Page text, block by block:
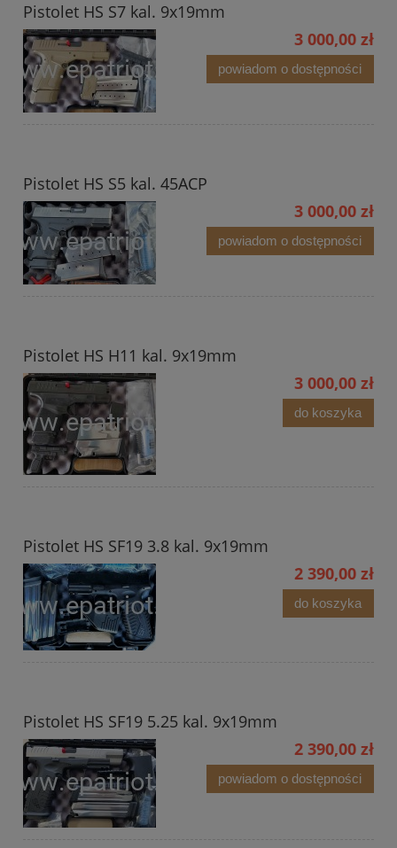
Pistolet HS S7 kal. 9x19mm
3 000,00 zł
powiadom o dostępności
Pistolet HS S5 kal. 45ACP
3 000,00 zł
powiadom o dostępności
Pistolet HS H11 kal. 9x19mm
3 000,00 zł
do koszyka
Pistolet HS SF19 3.8 kal. 9x19mm
2 390,00 zł
do koszyka
Pistolet HS SF19 5.25 kal. 9x19mm
2 390,00 zł
powiadom o dostępności